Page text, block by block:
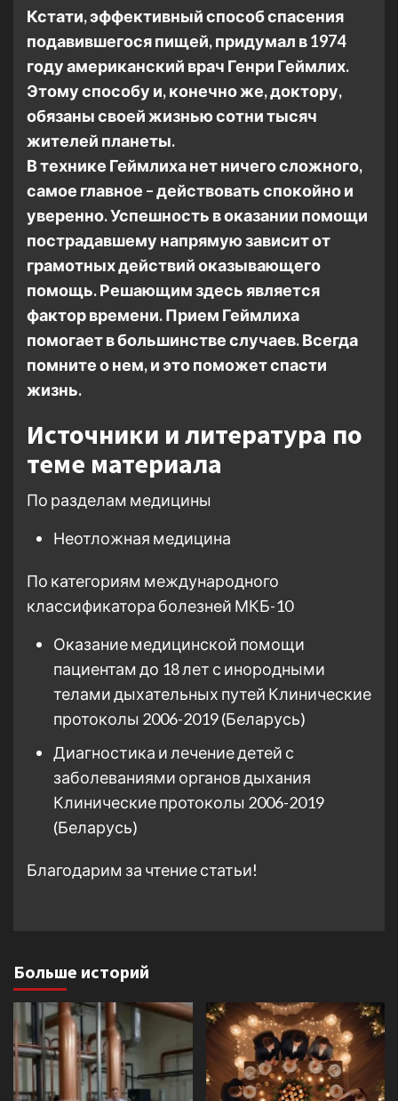
Кстати, эффективный способ спасения
подавившегося пищей, придумал в 1974
году американский врач Генри Геймлих.
Этому способу и, конечно же, доктору,
обязаны своей жизнью сотни тысяч
жителей планеты.
В технике Геймлиха нет ничего сложного,
самое главное – действовать спокойно и
уверенно. Успешность в оказании помощи
пострадавшему напрямую зависит от
грамотных действий оказывающего
помощь. Решающим здесь является
фактор времени. Прием Геймлиха
помогает в большинстве случаев. Всегда
помните о нем, и это поможет спасти
жизнь.
Источники и литература по
теме материала
По разделам медицины
Неотложная медицина
По категориям международного
классификатора болезней МКБ-10
Оказание медицинской помощи
пациентам до 18 лет с инородными
телами дыхательных путей Клинические
протоколы 2006-2019 (Беларусь)
Диагностика и лечение детей с
заболеваниями органов дыхания
Клинические протоколы 2006-2019
(Беларусь)
Благодарим за чтение статьи!
Больше историй